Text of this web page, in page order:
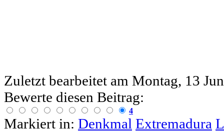
Zuletzt bearbeitet am Montag, 13
Bewerte diesen Beitrag:
4
Markiert in: Denkmal Extremadura